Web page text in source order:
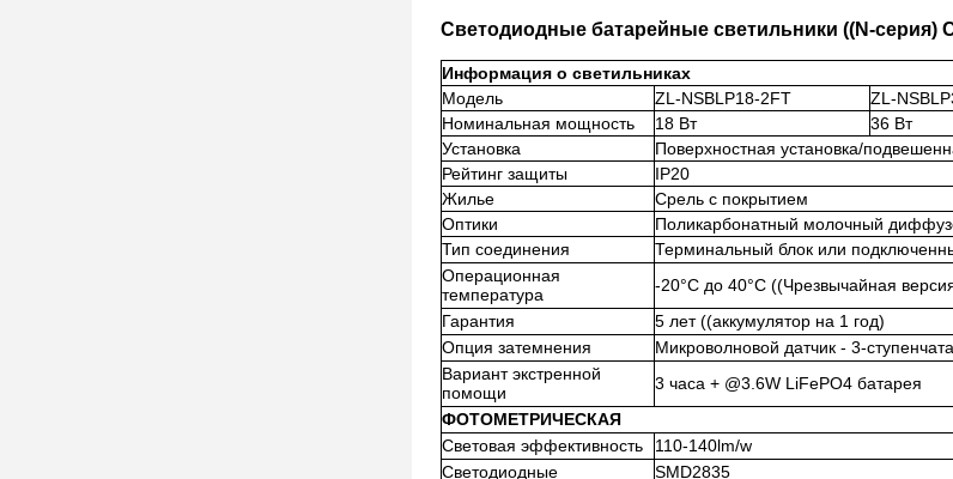
Светодиодные батарейные светильники ((N-серия)
Информация о светильниках
Модель
ZL-NSBLP18-2FT ZL-
Номинальная мощность
18 Вт 36 Вт
Установка
Поверхностная установка/
Рейтинг защиты
IP20
Жилье
Срель с покрытием
Оптики
Поликарбонатный молочный
Тип соединения
Терминальный блок или
Операционная
температура
-20°C до 40°C ((Чрезвычайная
Гарантия
5 лет ((аккумулятор на 1 год)
Опция затемнения
Микроволновой датчик - 3-
Вариант экстренной
помощи
3 часа + @3.6W LiFePO4 батарея
ФОТОМЕТРИЧЕСКАЯ
Световая эффективность
110-140lm/w
Светодиодные
SMD2835